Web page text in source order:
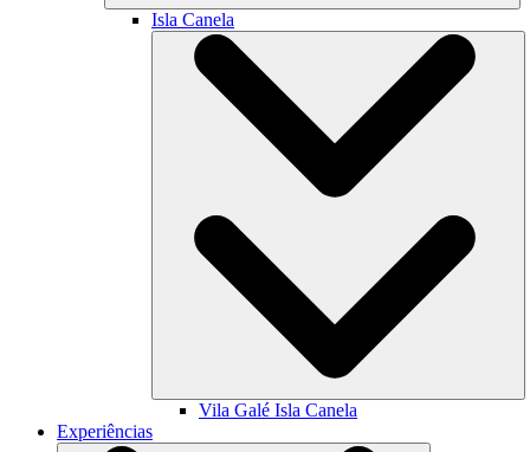
Isla Canela
Vila Galé Isla Canela
Experiências